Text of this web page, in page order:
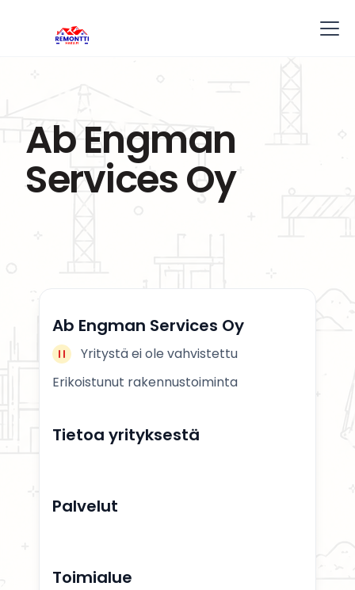
Ab Engman
Services Oy
Ab Engman Services Oy
Yritystä ei ole vahvistettu
Erikoistunut rakennustoiminta
Tietoa yrityksestä
Palvelut
Toimialue